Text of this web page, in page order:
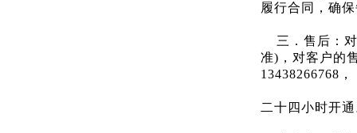
履行合同，确
三．售后：
准) ，对客户的
13438266768 ，
二十四小时开